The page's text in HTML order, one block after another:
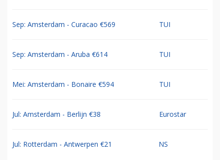
Sep: Amsterdam - Curacao €569 TUI
Sep: Amsterdam - Aruba €614 TUI
Mei: Amsterdam - Bonaire €594 TUI
Jul: Amsterdam - Berlijn €38 Eurostar
Jul: Rotterdam - Antwerpen €21 NS